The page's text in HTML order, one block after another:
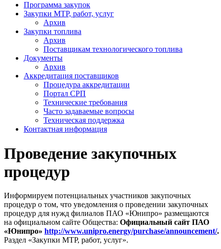
Программа закупок
Закупки МТР, работ, услуг
Архив
Закупки топлива
Архив
Поставщикам технологического топлива
Документы
Архив
Аккредитация поставщиков
Процедура аккредитации
Портал СРП
Технические требования
Часто задаваемые вопросы
Техническая поддержка
Контактная информация
Проведение закупочных
процедур
Информируем потенциальных участников закупочных
процедур о том, что уведомления о проведении закупочных
процедур для нужд филиалов ПАО «Юнипро» размещаются
на официальном сайте Общества: Официальный сайт ПАО
«Юнипро» http://www.unipro.energy/purchase/announcement/.
Раздел «Закупки МТР, работ, услуг».